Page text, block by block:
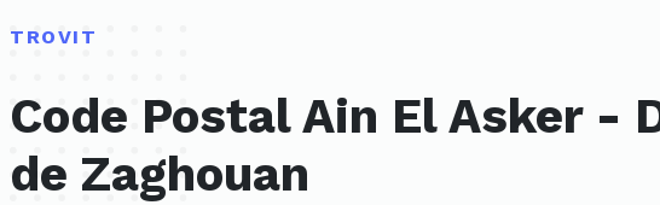
TROVIT
Code Postal Ain El Asker -
de Zaghouan